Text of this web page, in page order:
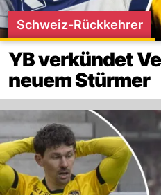
Schweiz-Rückkehrer
YB verkündet
neuem Stürmer